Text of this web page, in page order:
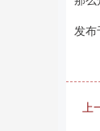
发布
上